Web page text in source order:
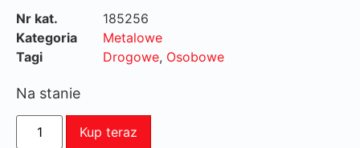
Nr kat.
185256
Kategoria
Metalowe
Tagi
Drogowe, Osobowe
Na stanie
Kup teraz